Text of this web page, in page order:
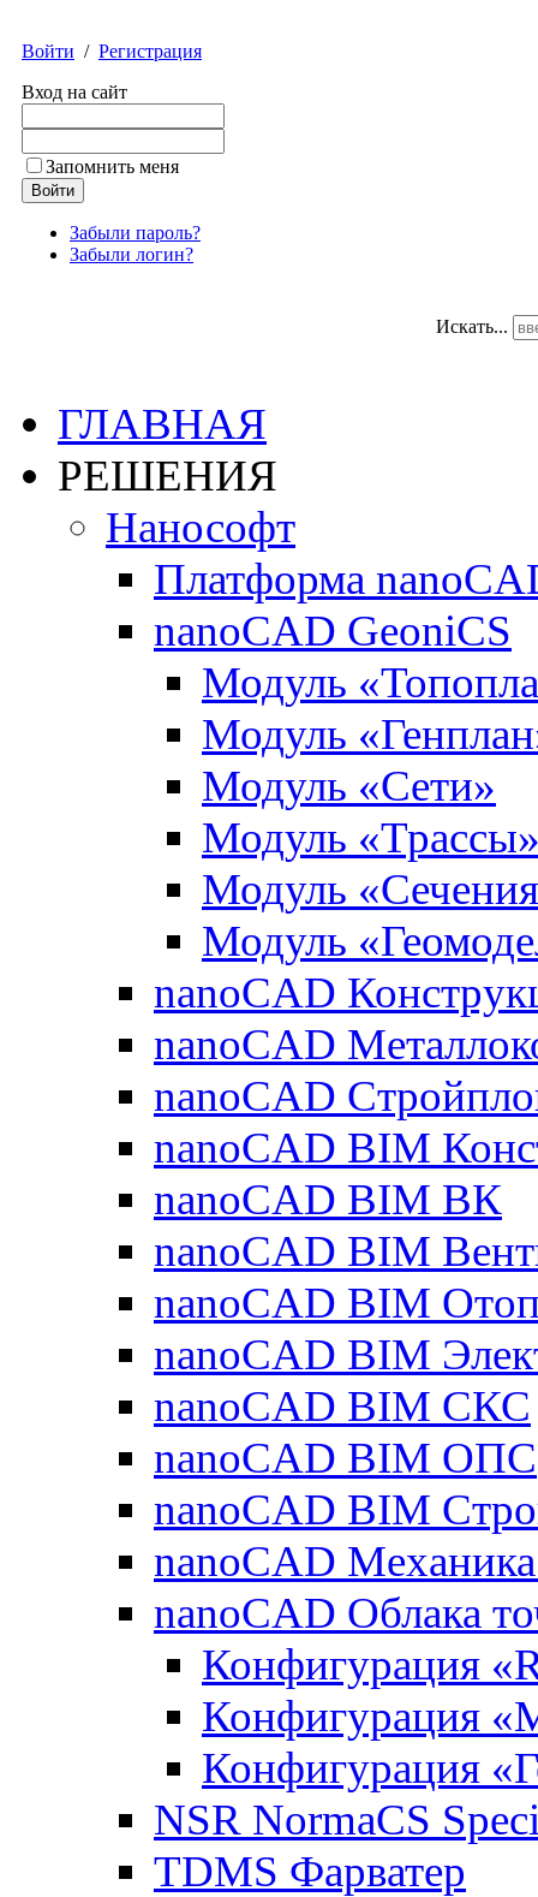
Войти / Регистрация
Вход на сайт
Запомнить меня
Забыли пароль?
Забыли логин?
Искать...
ГЛАВНАЯ
РЕШЕНИЯ
Нанософт
Платформа
nanoCAD GeoniCS
Модуль
Модуль
Модуль «Сети»
Модуль
Модуль
Модуль
nanoCAD
nanoCAD
nanoCAD
nanoCAD BIM
nanoCAD BIM ВК
nanoCAD BIM
nanoCAD BIM
nanoCAD BIM
nanoCAD BIM СКС
nanoCAD BIM ОПС
nanoCAD BIM
nanoCAD
nanoCAD Облака
Конфигурация
Конфигурация
Конфигурация
NSR NormaCS
TDMS Фарватер